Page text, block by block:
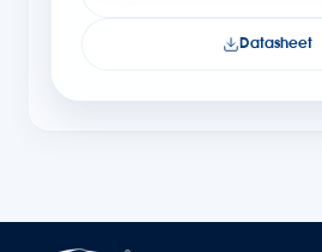
Datasheet